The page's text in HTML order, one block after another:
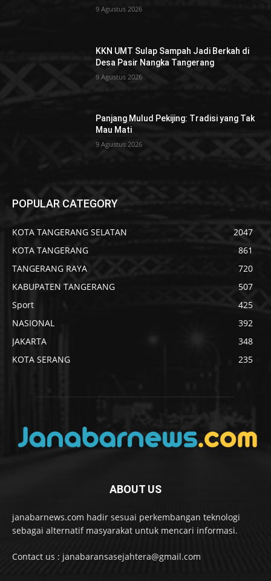
9 Agustus 2026
KKN UMT Sulap Sampah Jadi Berkah di
Desa Pasir Nangka Tangerang
9 Agustus 2026
Panjang Mulud Pekijing: Tradisi yang Tak
Mau Mati
9 Agustus 2026
POPULAR CATEGORY
KOTA TANGERANG SELATAN
2047
KOTA TANGERANG
861
TANGERANG RAYA
720
KABUPATEN TANGERANG
507
Sport
425
NASIONAL
392
JAKARTA
348
KOTA SERANG
235
ABOUT US
janabarnews.com hadir sesuai perkembangan teknologi
sebagai alternatif masyarakat untuk mencari informasi.
Contact us : janabaransasejahtera@gmail.com